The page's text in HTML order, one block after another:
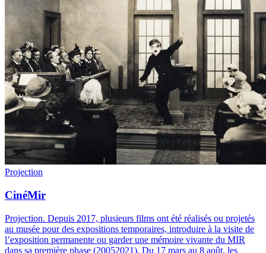
Projection
CinéMir
Projection. Depuis 2017, plusieurs films ont été réalisés ou projetés
au musée pour des expositions temporaires, introduire à la visite de
l’exposition permanente ou garder une mémoire vivante du MIR
dans sa première phase (20052021). Du 17 mars au 8 août, les